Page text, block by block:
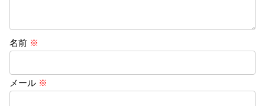
名前 ※
メール ※